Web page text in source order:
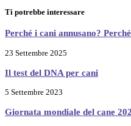
Ti potrebbe interessare
Perché i cani annusano?
23 Settembre 2025
Il test del DNA per cani
5 Settembre 2023
Giornata mondiale del cane